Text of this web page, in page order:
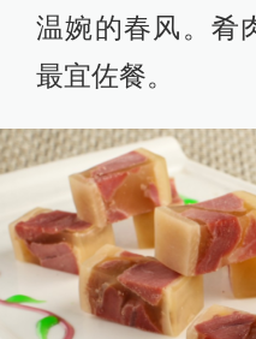
温婉的春风。肴
最宜佐餐。